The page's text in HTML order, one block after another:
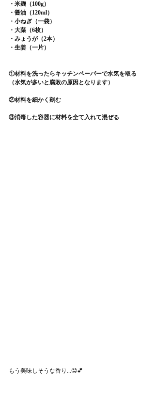
・米麹（100g）
・醤油（120ml）
・小ねぎ（一袋）
・大葉（6枚）
・みょうが（2本）
・生姜（一片）
①材料を洗ったらキッチンペーパーで水気を取る
（水気が多いと腐敗の原因となります）
②材料を細かく刻む
③消毒した容器に材料を全て入れて混ぜる
もう美味しそうな香り...🤤💕